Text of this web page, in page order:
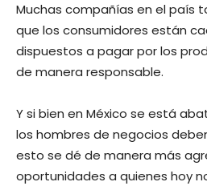
Muchas compañías en el país
que los consumidores están
dispuestos a pagar por los
de manera responsable.
Y si bien en México se está
los hombres de negocios
esto se dé de manera más
oportunidades a quienes hoy